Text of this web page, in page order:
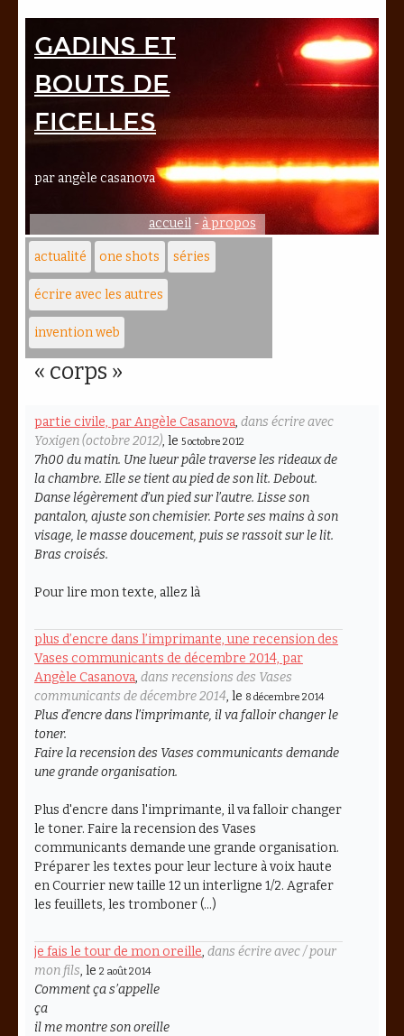
Gadins et
bouts de
ficelles
par angèle casanova
accueil-à propos
actualité one shots séries
écrire avec les autres
invention web
« corps »
partie civile, par Angèle Casanova, dans écrire avec
Yoxigen (octobre 2012), le 5 octobre 2012
7h00 du matin. Une lueur pâle traverse les rideaux de
la chambre. Elle se tient au pied de son lit. Debout.
Danse légèrement d’un pied sur l’autre. Lisse son
pantalon, ajuste son chemisier. Porte ses mains à son
visage, le masse doucement, puis se rassoit sur le lit.
Bras croisés.
Pour lire mon texte, allez là
plus d’encre dans l’imprimante, une recension des
Vases communicants de décembre 2014, par
Angèle Casanova, dans recensions des Vases
communicants de décembre 2014, le 8 décembre 2014
Plus d’encre dans l’imprimante, il va falloir changer le
toner.
Faire la recension des Vases communicants demande
une grande organisation.
Plus d'encre dans l'imprimante, il va falloir changer
le toner. Faire la recension des Vases
communicants demande une grande organisation.
Préparer les textes pour leur lecture à voix haute
en Courrier new taille 12 un interligne 1/2. Agrafer
les feuillets, les tromboner (…)
je fais le tour de mon oreille, dans écrire avec / pour
mon fils, le 2 août 2014
Comment ça s’appelle
ça
il me montre son oreille